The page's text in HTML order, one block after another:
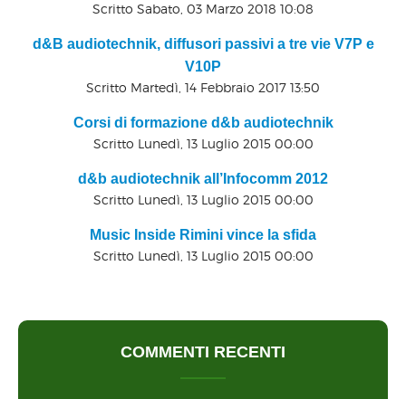
Scritto Sabato, 03 Marzo 2018 10:08
d&B audiotechnik, diffusori passivi a tre vie V7P e
V10P
Scritto Martedì, 14 Febbraio 2017 13:50
Corsi di formazione d&b audiotechnik
Scritto Lunedì, 13 Luglio 2015 00:00
d&b audiotechnik all’Infocomm 2012
Scritto Lunedì, 13 Luglio 2015 00:00
Music Inside Rimini vince la sfida
Scritto Lunedì, 13 Luglio 2015 00:00
COMMENTI RECENTI